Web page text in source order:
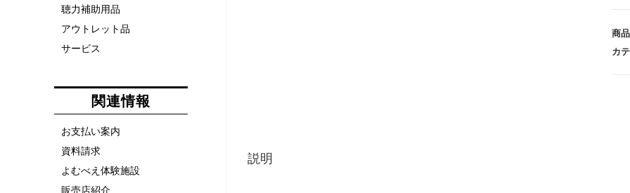
商
カ
説明
聴力補助用品
アウトレット品
サービス
関連情報
お支払い案内
資料請求
よむべえ体験施設
販売店紹介